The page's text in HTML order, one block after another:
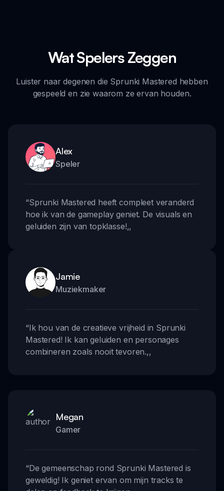
Wat Spelers Zeggen
Luister naar degenen die Sprunki Mastered hebben
gespeeld en zie waarom ze ervan houden.
Alex
Speler
“Sprunki Mastered heeft compleet veranderd
hoe ik van de gameplay geniet. De visuals en
geluiden zijn van topklasse!,,
Jamie
Muziekmaker
“Ik hou van de creatieve vrijheid in Sprunki
Mastered! Ik kan geluiden en personages
combineren zoals nooit tevoren.,,
Megan
Gamer
“De gemeenschap rond Sprunki Mastered is
geweldig! Ik geniet ervan om mijn tracks te